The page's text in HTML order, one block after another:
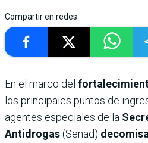
Compartir en redes
En el marco del
los principales puntos de
agentes especiales de la
Antidrogas(Senad)